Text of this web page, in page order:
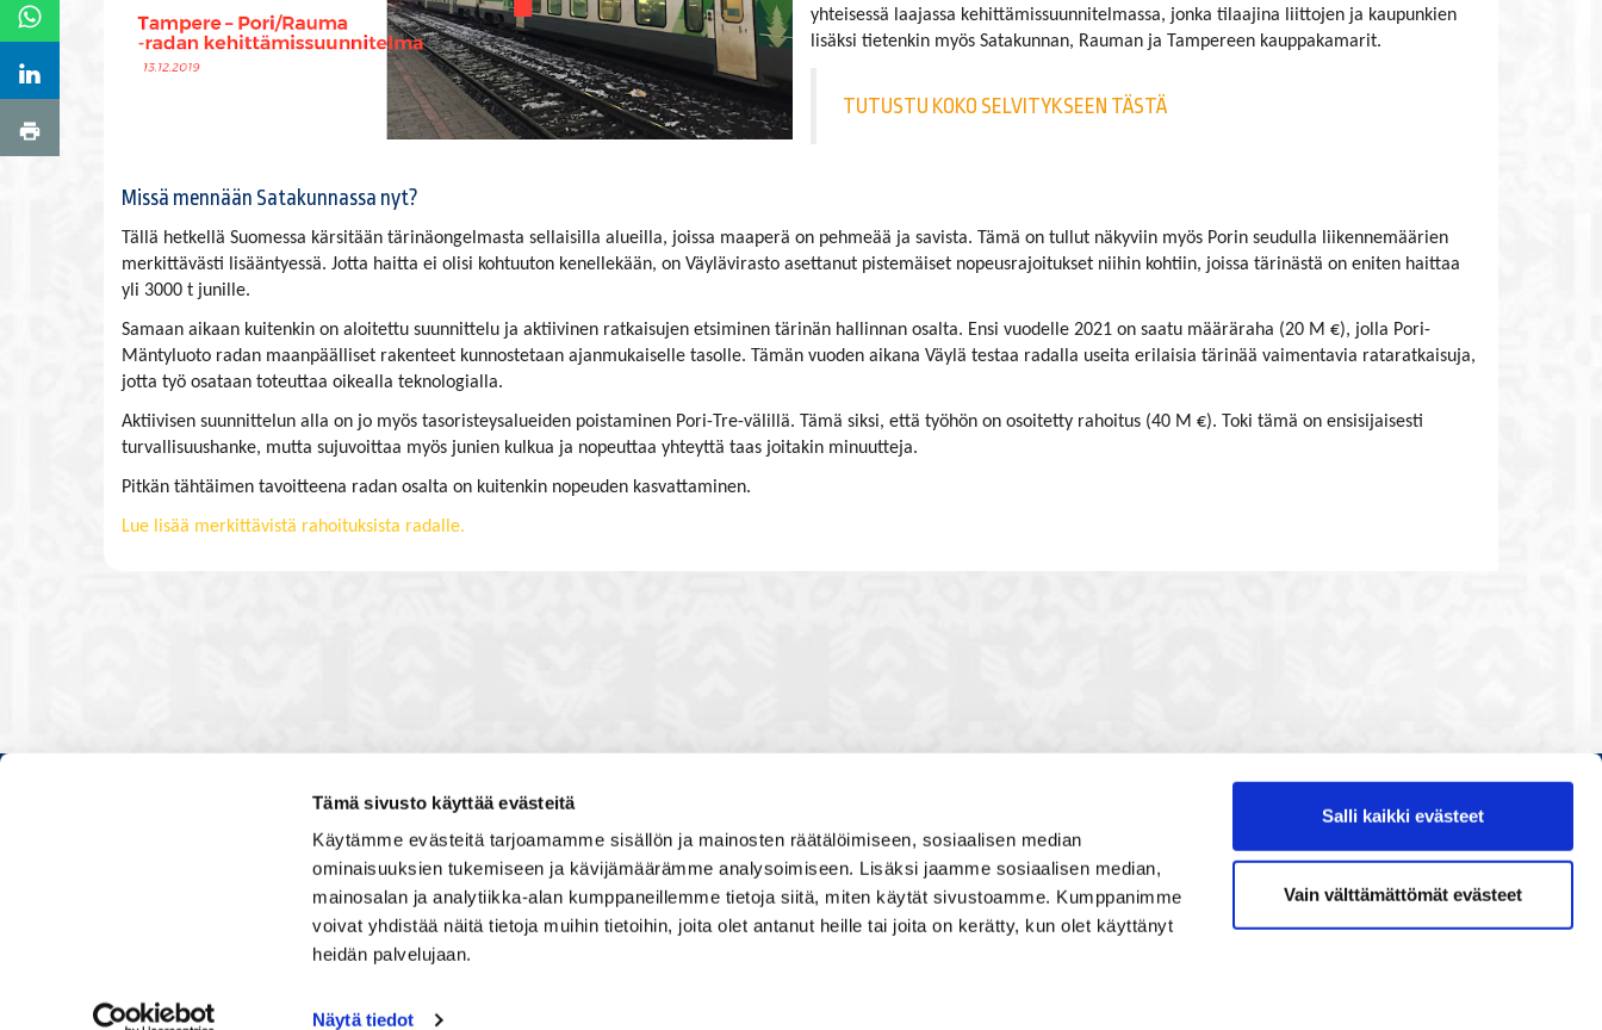
Tämä sivusto käyttää evästeitä
Käytämme evästeitä tarjoamamme sisällön ja mainosten räätälöimiseen, sosiaalisen median
ominaisuuksien tukemiseen ja kävijämäärämme analysoimiseen. Lisäksi jaamme sosiaalisen median,
mainosalan ja analytiikka-alan kumppaneillemme tietoja siitä, miten käytät sivustoamme. Kumppanimme
voivat yhdistää näitä tietoja muihin tietoihin, joita olet antanut heille tai joita on kerätty, kun olet käyttänyt
heidän palvelujaan.
Näytä tiedot
Salli kaikki evästeet
Vain välttämättömät evästeet
yhteisessä laajassa kehittämissuunnitelmassa, jonka tilaajina liittojen ja kaupunkien
lisäksi tietenkin myös Satakunnan, Rauman ja Tampereen kauppakamarit.
TUTUSTU KOKO SELVITYKSEEN TÄSTÄ
Missä mennään Satakunnassa nyt?
Tällä hetkellä Suomessa kärsitään tärinäongelmasta sellaisilla alueilla, joissa maaperä on pehmeää ja savista. Tämä on tullut näkyviin myös Porin seudulla liikennemäärien
merkittävästi lisääntyessä. Jotta haitta ei olisi kohtuuton kenellekään, on Väylävirasto asettanut pistemäiset nopeusrajoitukset niihin kohtiin, joissa tärinästä on eniten haittaa
yli 3000 t junille.
Samaan aikaan kuitenkin on aloitettu suunnittelu ja aktiivinen ratkaisujen etsiminen tärinän hallinnan osalta. Ensi vuodelle 2021 on saatu määräraha (20 M €), jolla Pori-
Mäntyluoto radan maanpäälliset rakenteet kunnostetaan ajanmukaiselle tasolle. Tämän vuoden aikana Väylä testaa radalla useita erilaisia tärinää vaimentavia rataratkaisuja,
jotta työ osataan toteuttaa oikealla teknologialla.
Aktiivisen suunnittelun alla on jo myös tasoristeysalueiden poistaminen Pori-Tre-välillä. Tämä siksi, että työhön on osoitetty rahoitus (40 M €). Toki tämä on ensisijaisesti
turvallisuushanke, mutta sujuvoittaa myös junien kulkua ja nopeuttaa yhteyttä taas joitakin minuutteja.
Pitkän tähtäimen tavoitteena radan osalta on kuitenkin nopeuden kasvattaminen.
Lue lisää merkittävistä rahoituksista radalle.
luontevasti kollegoidesi kanssa, solmit kiinnostavia kontakteja
ja vaikutat elinkeinoelämän toimintaedellytyksiin yhdessä
muiden yritysjohtajien kanssa. Olet mukana joukossa, joka
uskoo tulevaisuuteen, ajattelee isosti ja kehittää jatkuvasti
osaamistaan.
Valtakatu 6, 28100 Pori
Avoinna ma - pe 8.30 - 15.30.
Painopisteet